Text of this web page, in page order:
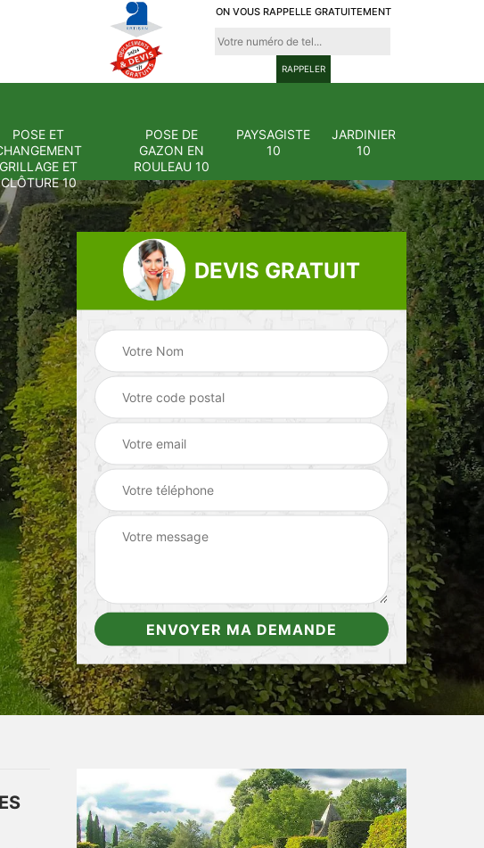
ON VOUS RAPPELLE GRATUITEMENT
POSE ET
GRILLAGE ET
CLÔTURE 10
POSE DE
GAZON EN
ROULEAU 10
PAYSAGISTE
10
JARDINIER
10
et réfection
pelouse 10
changement
grillage et clôture
10
Pose de gazon en
rouleau 10
DEVIS GRATUIT